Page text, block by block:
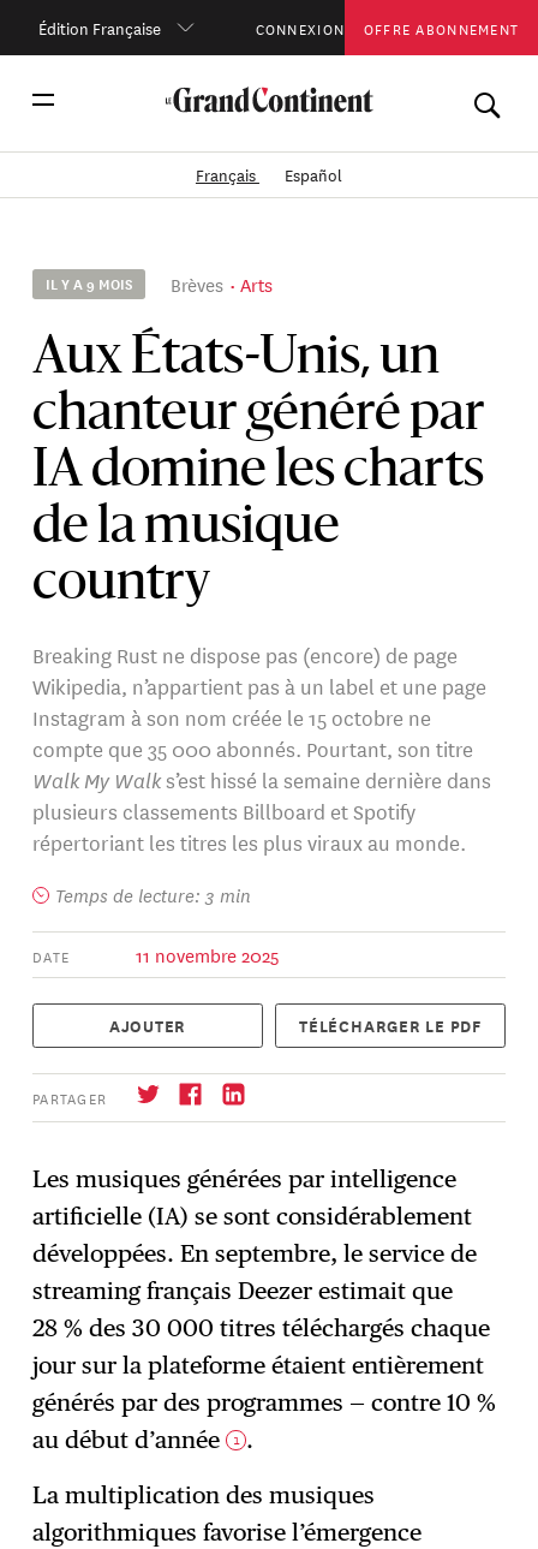
Édition Française CONNEXION OFFRE ABONNEMENT
Français Español
IL Y A 9 MOIS Brèves Arts
Aux États-Unis, un
chanteur généré par
IA domine les charts
de la musique
country
Breaking Rust ne dispose pas (encore) de page
Wikipedia, n’appartient pas à un label et une page
Instagram à son nom créée le 15 octobre ne
compte que 35 000 abonnés. Pourtant, son titre
Walk My Walks’est hissé la semaine dernière dans
plusieurs classements Billboard et Spotify
répertoriant les titres les plus viraux au monde.
Temps de lecture: 3 min
DATE 11 novembre 2025
AJOUTER TÉLÉCHARGER LE PDF
PARTAGER
→ S'abonner
Les musiques générées par intelligence
artificielle (IA) se sont considérablement
développées. En septembre, le service de
streaming français Deezer estimait que
28 % des 30 000 titres téléchargés chaque
jour sur la plateforme étaient entièrement
générés par des programmes — contre 10 %
au début d’année 1 .
La multiplication des musiques
algorithmiques favorise l’émergence